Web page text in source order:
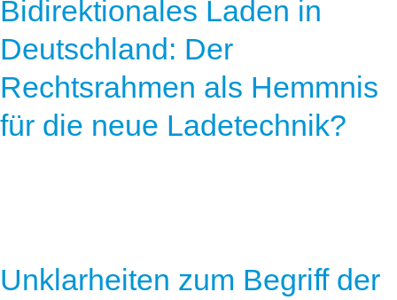
Wasserstoff
Infomaterial
Bidirektionales Laden in
Deutschland: Der
Rechtsrahmen als Hemmnis
für die neue Ladetechnik?
Unklarheiten zum Begriff der